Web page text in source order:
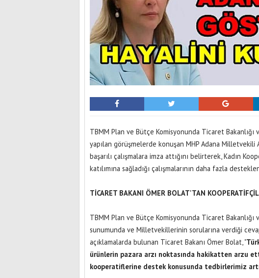
TBMM Plan ve Bütçe Komisyonunda Ticaret
yapılan görüşmelerde konuşan MHP Adana Milletvekili
başarılı çalışmalara imza attığını belirterek, Kadın
katılımına sağladığı çalışmalarının daha fazla
TİCARET BAKANI ÖMER BOLAT'TAN
TBMM Plan ve Bütçe Komisyonunda Ticaret
sunumunda ve Milletvekillerinin sorularına verdiği
açıklamalarda bulunan Ticaret Bakanı Ömer Bolat, "
ürünlerin pazara arzı noktasında hakikatten arzu
kooperatiflerine destek konusunda tedbirlerimiz